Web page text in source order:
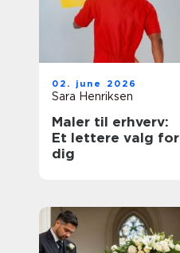
02. june 2026
Sara Henriksen
Maler til erhverv:
Et lettere valg for
dig